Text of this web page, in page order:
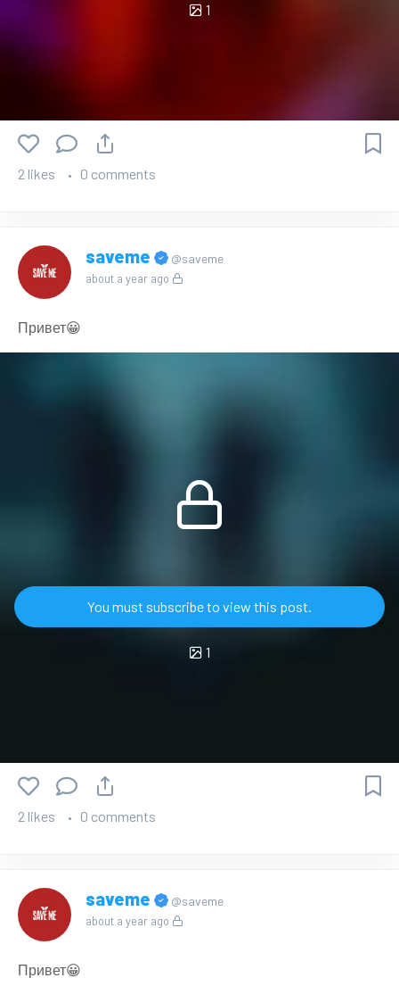
1
2 likes 0 comments
saveme @saveme
about a year ago
Привет😀
You must subscribe to view this post.
1
2 likes 0 comments
saveme @saveme
about a year ago
Привет😀